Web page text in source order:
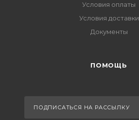
Условия оплаты
Условия доставки
Документы
ПОМОЩЬ
ПОДПИСАТЬСЯ НА РАССЫЛКУ